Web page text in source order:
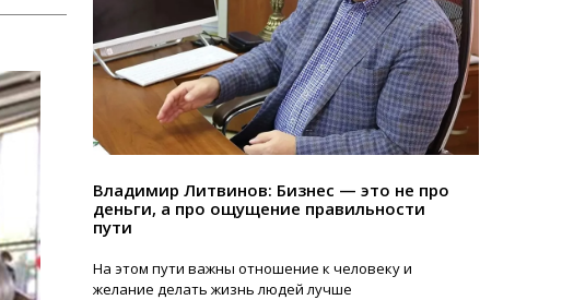
Владимир Литвинов: Бизнес — это не про
деньги, а про ощущение правильности
пути
На этом пути важны отношение к человеку и
желание делать жизнь людей лучше